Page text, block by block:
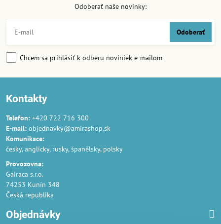
Odoberať naše novinky:
Odoberať
Chcem sa prihlásiť k odberu noviniek e-mailom
Kontakty
Telefon: +420 722 716 300
E-mail: objednavky@amirashop.sk
Komunikace:
česky, anglicky, rusky, španělsky, polsky
Provozovna:
Gairaca s.r.o.
74253 Kunín 348
Česká republika
Objednávky